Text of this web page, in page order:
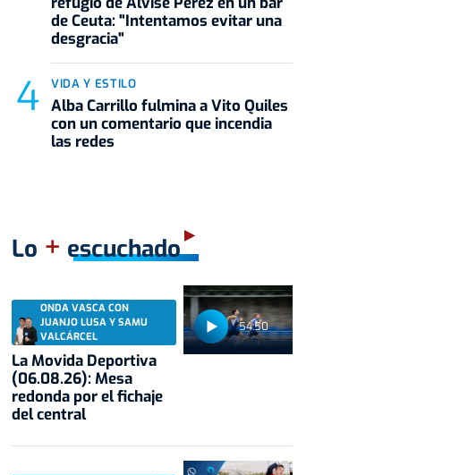
de Ceuta: "Intentamos evitar una
desgracia"
VIDA Y ESTILO
Alba Carrillo fulmina a Vito Quiles
con un comentario que incendia
las redes
Lo + escuchado
54:50
ONDA VASCA CON
JUANJO LUSA Y SAMU
VALCÁRCEL
La Movida Deportiva
(06.08.26): Mesa
redonda por el fichaje
del central